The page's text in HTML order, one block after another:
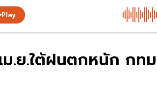
Play
ม.ย.ใต้ฝนตกหนัก ก